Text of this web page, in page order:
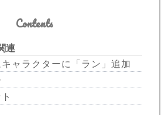
Contents
連
ャラクターに「ラン」追加